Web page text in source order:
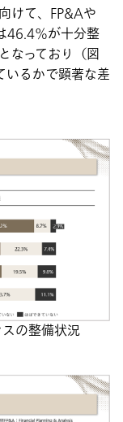
けて、FP&Aや
46.4％が十分整
なっており（図
いるかで顕著な差
スの整備状況